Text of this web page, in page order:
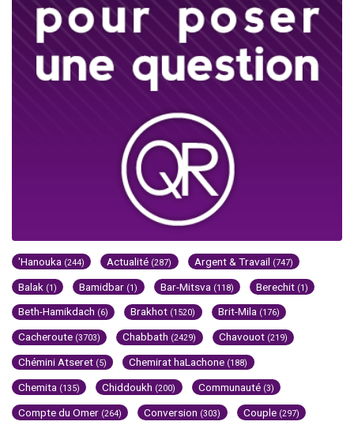
'Hanouka (244) Actualité (287) Argent & Travail (747)
Balak (1) Bamidbar (1) Bar-Mitsva (118) Berechit (1)
Beth-Hamikdach (6) Brakhot (1520) Brit-Mila (176)
Cacheroute (3703) Chabbath (2429) Chavouot (219)
Chémini Atseret (5) Chemirat haLachone (188)
Chemita (135) Chiddoukh (200) Communauté (3)
Compte du Omer (264) Conversion (303) Couple (297)